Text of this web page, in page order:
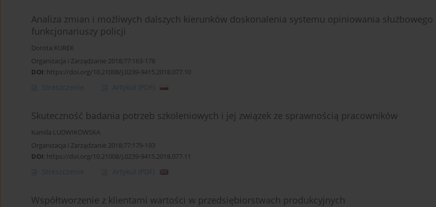
Analiza zmian i możliwych dalszych kierunków doskonalenia systemu opiniowania służbowego
funkcjonariuszy policji
Dorota KUREK
Organizacja i Zarządzanie 2018;77:163-178
DOI: https://doi.org/10.21008/j.0239-9415.2018.077.10
Streszczenie Artykuł (PDF)
Skuteczność badania potrzeb szkoleniowych i jej związek ze sprawnością pracowników
Kamila LUDWIKOWSKA
Organizacja i Zarządzanie 2018;77:179-193
DOI: https://doi.org/10.21008/j.0239-9415.2018.077.11
Streszczenie Artykuł (PDF)
Współtworzenie z klientami wartości w przedsiębiorstwach produkcyjnych